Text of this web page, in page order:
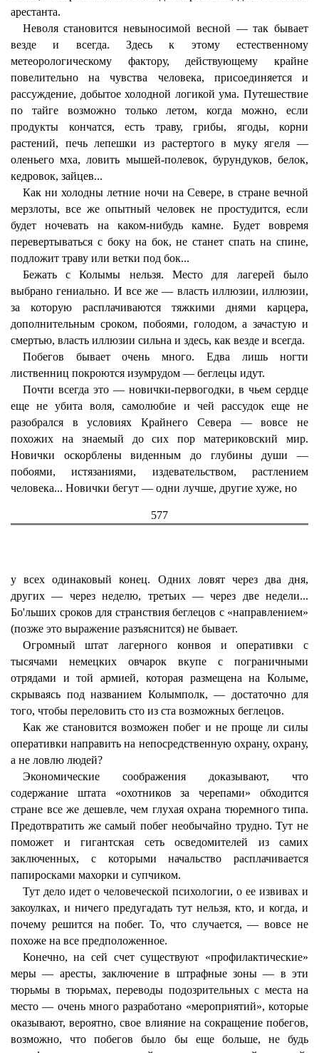
арестанта.
Неволя становится невыносимой весной — так бывает
везде и всегда. Здесь к этому естественному
метеорологическому фактору, действующему крайне
повелительно на чувства человека, присоединяется и
рассуждение, добытое холодной логикой ума. Путешествие
по тайге возможно только летом, когда можно, если
продукты кончатся, есть траву, грибы, ягоды, корни
растений, печь лепешки из растертого в муку ягеля —
оленьего мха, ловить мышей-полевок, бурундуков, белок,
кедровок, зайцев...
Как ни холодны летние ночи на Севере, в стране вечной
мерзлоты, все же опытный человек не простудится, если
будет ночевать на каком-нибудь камне. Будет вовремя
перевертываться с боку на бок, не станет спать на спине,
подложит траву или ветки под бок...
Бежать с Колымы нельзя. Место для лагерей было
выбрано гениально. И все же — власть иллюзии, иллюзии,
за которую расплачиваются тяжкими днями карцера,
дополнительным сроком, побоями, голодом, а зачастую и
смертью, власть иллюзии сильна и здесь, как везде и всегда.
Побегов бывает очень много. Едва лишь ногти
лиственниц покроются изумрудом — беглецы идут.
Почти всегда это — новички-первогодки, в чьем сердце
еще не убита воля, самолюбие и чей рассудок еще не
разобрался в условиях Крайнего Севера — вовсе не
похожих на знаемый до сих пор материковский мир.
Новички оскорблены виденным до глубины души —
побоями, истязаниями, издевательством, растлением
человека... Новички бегут — одни лучше, другие хуже, но
577
у всех одинаковый конец. Одних ловят через два дня,
других — через неделю, третьих — через две недели...
Бо'льших сроков для странствия беглецов с «направлением»
(позже это выражение разъяснится) не бывает.
Огромный штат лагерного конвоя и оперативки с
тысячами немецких овчарок вкупе с пограничными
отрядами и той армией, которая размещена на Колыме,
скрываясь под названием Колымполк, — достаточно для
того, чтобы переловить сто из ста возможных беглецов.
Как же становится возможен побег и не проще ли силы
оперативки направить на непосредственную охрану, охрану,
а не ловлю людей?
Экономические соображения доказывают, что
содержание штата «охотников за черепами» обходится
стране все же дешевле, чем глухая охрана тюремного типа.
Предотвратить же самый побег необычайно трудно. Тут не
поможет и гигантская сеть осведомителей из самих
заключенных, с которыми начальство расплачивается
папиросками махорки и супчиком.
Тут дело идет о человеческой психологии, о ее извивах и
закоулках, и ничего предугадать тут нельзя, кто, и когда, и
почему решится на побег. То, что случается, — вовсе не
похоже на все предположенное.
Конечно, на сей счет существуют «профилактические»
меры — аресты, заключение в штрафные зоны — в эти
тюрьмы в тюрьмах, переводы подозрительных с места на
место — очень много разработано «мероприятий», которые
оказывают, вероятно, свое влияние на сокращение побегов,
возможно, что побегов было бы еще больше, не будь